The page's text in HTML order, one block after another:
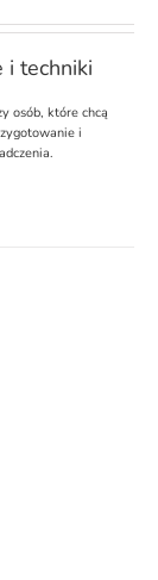
i techniki
osób, które chcą
i